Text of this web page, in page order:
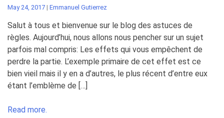
May 24, 2017 | Emmanuel Gutierrez
Salut à tous et bienvenue sur le blog des astuces de
règles. Aujourd’hui, nous allons nous pencher sur un sujet
parfois mal compris: Les effets qui vous empêchent de
perdre la partie. L’exemple primaire de cet effet est ce
bien vieil mais il y en a d’autres, le plus récent d’entre eux
étant l’emblème de […]
Read more.